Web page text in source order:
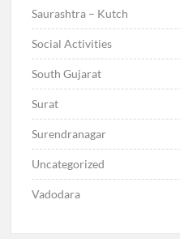
Saurashtra – Kutch
Social Activities
South Gujarat
Surat
Surendranagar
Uncategorized
Vadodara